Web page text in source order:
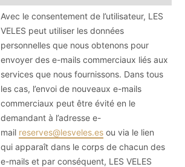
Avec le consentement de l’utilisateur, LES
VELES peut utiliser les données
personnelles que nous obtenons pour
envoyer des e-mails commerciaux liés aux
services que nous fournissons. Dans tous
les cas, l’envoi de nouveaux e-mails
commerciaux peut être évité en le
demandant à l’adresse e-
mail reserves@lesveles.es ou via le lien
qui apparaît dans le corps de chacun des
e-mails et par conséquent, LES VELES